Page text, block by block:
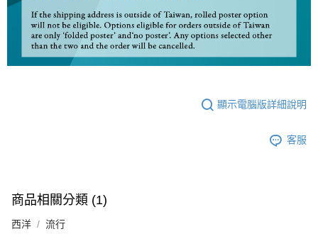
顯示電腦版詳細說明
客服
商品相關分類 (1)
西洋 流行